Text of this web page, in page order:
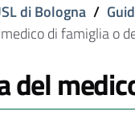
di Bologna /
di famiglia o
del